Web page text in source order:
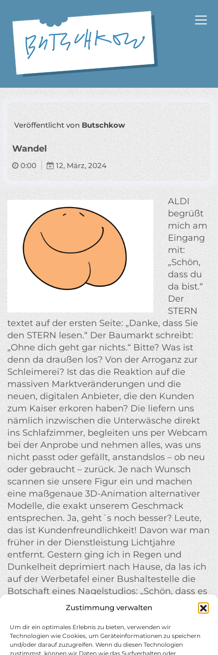
Zustimmung verwalten
Um dir ein optimales Erlebnis zu bieten, verwenden wir
Technologien wie Cookies, um Geräteinformationen zu speichern
und/oder darauf zuzugreifen. Wenn du diesen Technologien
zustimmst, können wir Daten wie das Surfverhalten oder
t
s
p
r
i
n
g
e
n
Veröffentlicht vonButschkow
Wandel
0:00 12, März, 2024
ALDI
begrüßt
mich am
Eingang
mit:
„Schön,
dass du
da bist.“
Der
STERN
textet auf der ersten Seite: „Danke, dass Sie
den STERN lesen.“ Der Baumarkt schreibt:
„Ohne dich geht gar nichts.“ Bitte? Was ist
denn da draußen los? Von der Arroganz zur
Schleimerei? Ist das die Reaktion auf die
massiven Marktveränderungen und die
neuen, digitalen Anbieter, die den Kunden
zum Kaiser erkoren haben? Die liefern uns
nämlich inzwischen die Unterwäsche direkt
ins Schlafzimmer, begleiten uns per Webcam
bei der Anprobe und nehmen alles, was uns
nicht passt oder gefällt, anstandslos – ob neu
oder gebraucht – zurück. Je nach Wunsch
scannen sie unsere Figur ein und machen
eine maßgenaue 3D-Animation alternativer
Modelle, die exakt unserem Geschmack
entsprechen. Ja, geht´s noch besser? Leute,
das ist Kundenfreundlichkeit! Davon war man
früher in der Dienstleistung Lichtjahre
entfernt. Gestern ging ich in Regen und
Dunkelheit deprimiert nach Hause, da las ich
auf der Werbetafel einer Bushaltestelle die
Botschaft eines Nagelstudios: „Schön, dass es
dich gibt.“ Ich war danach schlagartig in